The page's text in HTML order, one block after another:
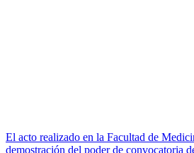
El acto realizado en la Facultad de
demostración del poder de convocatoria